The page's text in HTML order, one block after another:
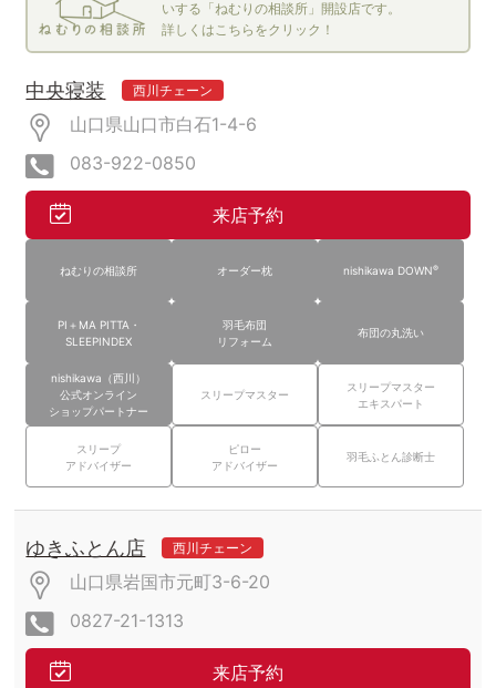
いする「ねむりの相談所」開設店です。
詳しくはこちらをクリック！
中央寝装 西川チェーン
山口県山口市白石1-4-6
083-922-0850
来店予約
ねむりの相談所 オーダー枕 nishikawa DOWN®
PI＋MA PITTA・
SLEEPINDEX
羽毛布団
リフォーム
布団の丸洗い
nishikawa（西川）
公式オンライン
ショップパートナー
スリープマスター
スリープマスター
エキスパート
スリープ
アドバイザー
ピロー
アドバイザー
羽毛ふとん診断士
ゆきふとん店 西川チェーン
山口県岩国市元町3-6-20
0827-21-1313
来店予約